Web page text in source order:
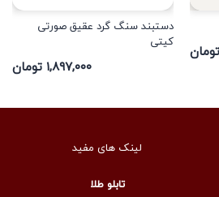
دستبند سنگ گرد عقیق صورتی
کیتی
۱,۸۹۷,۰۰۰ تومان
لینک های مفید
تابلو طلا